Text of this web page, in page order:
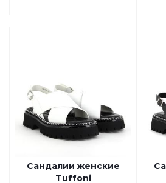
Сандалии женские
Tuffoni